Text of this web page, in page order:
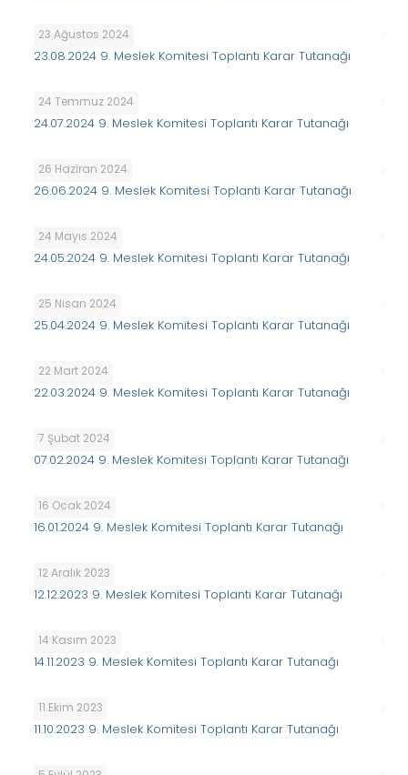
23 Ağustos 2024
23.08.2024 9. Meslek Komitesi Toplantı Karar Tutanağı
24 Temmuz 2024
24.07.2024 9. Meslek Komitesi Toplantı Karar Tutanağı
26 Haziran 2024
26.06.2024 9. Meslek Komitesi Toplantı Karar Tutanağı
24 Mayıs 2024
24.05.2024 9. Meslek Komitesi Toplantı Karar Tutanağı
25 Nisan 2024
25.04.2024 9. Meslek Komitesi Toplantı Karar Tutanağı
22 Mart 2024
22.03.2024 9. Meslek Komitesi Toplantı Karar Tutanağı
7 Şubat 2024
07.02.2024 9. Meslek Komitesi Toplantı Karar Tutanağı
16 Ocak 2024
16.01.2024 9. Meslek Komitesi Toplantı Karar Tutanağı
12 Aralık 2023
12.12.2023 9. Meslek Komitesi Toplantı Karar Tutanağı
14 Kasım 2023
14.11.2023 9. Meslek Komitesi Toplantı Karar Tutanağı
11 Ekim 2023
11.10.2023 9. Meslek Komitesi Toplantı Karar Tutanağı